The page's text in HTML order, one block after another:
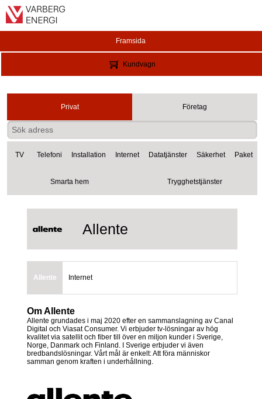
Framsida
Kundvagn
Privat Företag
TV Telefoni Installation Internet Datatjänster Säkerhet Paket
Smarta hem Trygghetstjänster
Allente
Allente Internet
Om Allente
Allente grundades i maj 2020 efter en sammanslagning av Canal
Digital och Viasat Consumer. Vi erbjuder tv-lösningar av hög
kvalitet via satellit och fiber till över en miljon kunder i Sverige,
Norge, Danmark och Finland. I Sverige erbjuder vi även
bredbandslösningar. Vårt mål är enkelt: Att föra människor
samman genom kraften i underhållning.